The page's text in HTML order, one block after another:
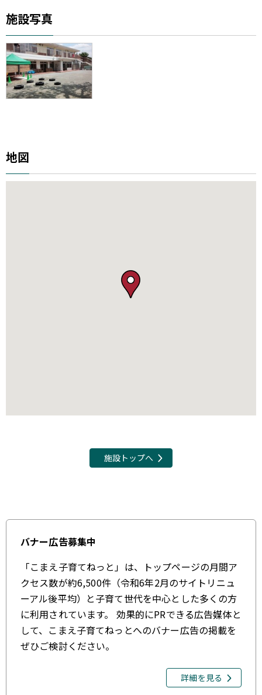
施設写真
地図
施設トップへ
バナー広告募集中
「こまえ子育てねっと」は、トップページの月間ア
クセス数が約6,500件（令和6年2月のサイトリニュ
ーアル後平均）と子育て世代を中心とした多くの方
に利用されています。 効果的にPRできる広告媒体と
して、こまえ子育てねっとへのバナー広告の掲載を
ぜひご検討ください。
詳細を見る